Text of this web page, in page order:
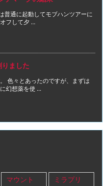
普通に起動してモブハンツアーに
フして夕 ...
ました
色々とあったのですが、まずは
幻想薬を使 ...
マウント ミラプリ